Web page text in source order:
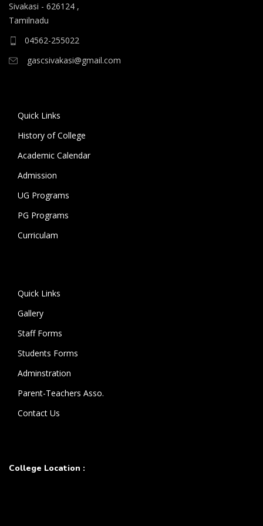
ஆகிய கலைப் பாடப்பிரிவுகளுக்கும், 10.06.2026 அன்று
B.A தமிழ், B.A ஆங்கிலம் ஆகிய மொழிப்
பாடப்பிரிவுகளுக்கும் முதல் கட்ட கலந்தாய்வு
நடைபெறுகிறது.
12.06.2026 அன்று அனைத்து கலைப் பாடப்பிரிவுகள்
கலந்தாய்வும் நடைபெறுகிறது. 18.06.2026 அன்று
கல்லூரியில் உள்ள அனைத்து பாடப்பிரிவுகளுக்குமான
மூன்றாம் கட்ட கலந்தாய்வு நடைபெறுகிறது.
கலந்தாய்விற்கு அழைக்கப்படும் மாணவ/மாணவியர் உரிய
சான்றிதழ்கள் மற்றும் பெற்றோருடன் மேற்குறிப்பிட்ட
நாட்களில் காலை 9 மணிக்கு கல்லூரிக்கு வருகை தந்து
Sivakasi - 626124 ,
Tamilnadu
04562-255022
gascsivakasi@gmail.com
Quick Links
History of College
Academic Calendar
Admission
UG Programs
PG Programs
Curriculam
Quick Links
Gallery
Staff Forms
Students Forms
Adminstration
Parent-Teachers Asso.
Contact Us
College Location :